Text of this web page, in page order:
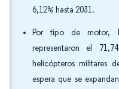
6,12% hasta 2031.
Por tipo de motor,
representaron el
helicópteros militares
espera que se